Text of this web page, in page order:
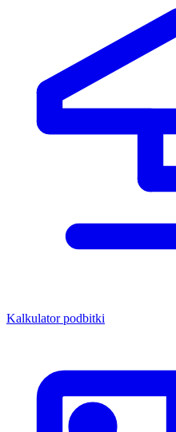
Kalkulator podbitki